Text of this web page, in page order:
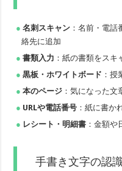
名刺スキャン ：名前・電
絡先に追加
書類入力 ：紙の書類をス
黒板・ホワイトボード ：
本のページ ：気になった文
URLや電話番号 ：紙に書か
レシート・明細書 ：金額
手書き文字の認